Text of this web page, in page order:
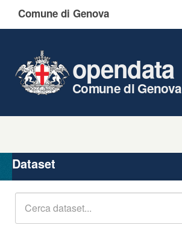
Comune di Genova
opendata
Comune di Genova
Organizzazioni
Gruppi
Dataset